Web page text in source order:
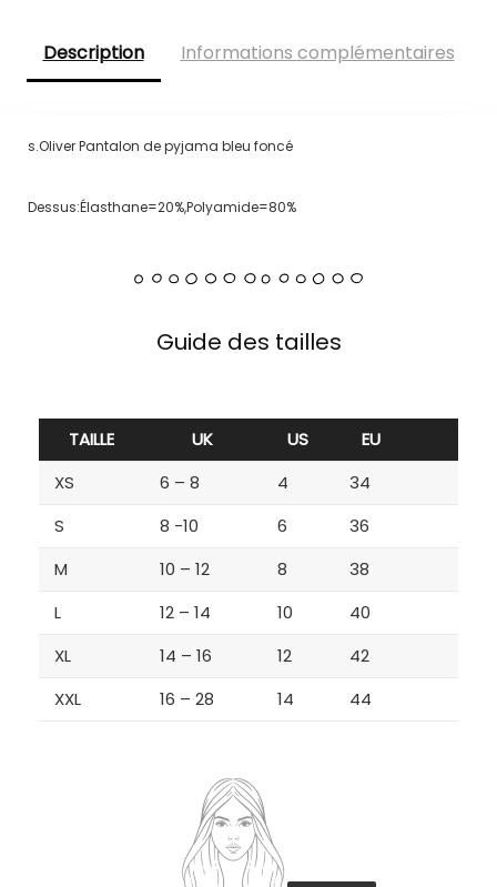
Description Informations complémentaires
s.Oliver Pantalon de pyjama bleu foncé
Dessus:Élasthane=20%,Polyamide=80%
Guide des tailles
TAILLE UK US
EU
XS
6 – 8 4
34
S
8 -10 6
36
M
10 – 12 8
38
L
12 – 14 10
40
XL
14 – 16 12
42
XXL
16 – 28 14 44